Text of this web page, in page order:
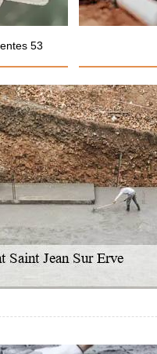
53